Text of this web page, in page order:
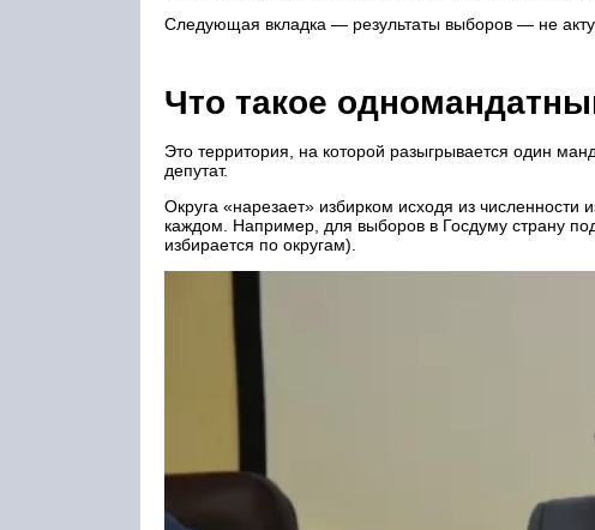
Следующая вкладка — результаты выборов — не
Что такое
Это территория, на которой разыгрывается один
депутат.
Округа «нарезает» избирком исходя из
каждом. Например, для выборов в Госдуму страну
избирается по округам).